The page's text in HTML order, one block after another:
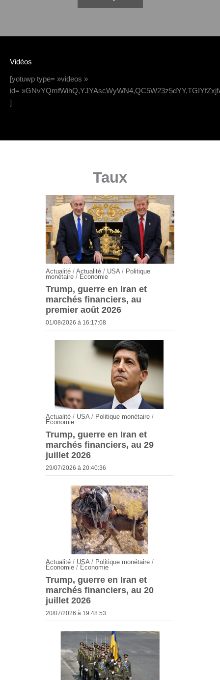
Vidéos
[yotuwp type= »videos »
id=
]
Taux
Actualité/ Actualité/ USA/ Politique
monétaire/ Economie
Trump, guerre en Iran et
marchés financiers, au
premier août 2026
01/08/2026 à 16:17:08
Actualité/ USA/ Politique monétaire/
Economie
Trump, guerre en Iran et
marchés financiers, au 29
juillet 2026
29/07/2026 à 20:40:36
Actualité/ USA/ Politique monétaire/
Economie/ Economie
Trump, guerre en Iran et
marchés financiers, au 20
juillet 2026
20/07/2026 à 19:48:53